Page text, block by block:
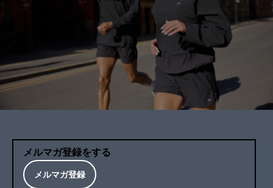
メルマガ登録をする
メルマガ登録